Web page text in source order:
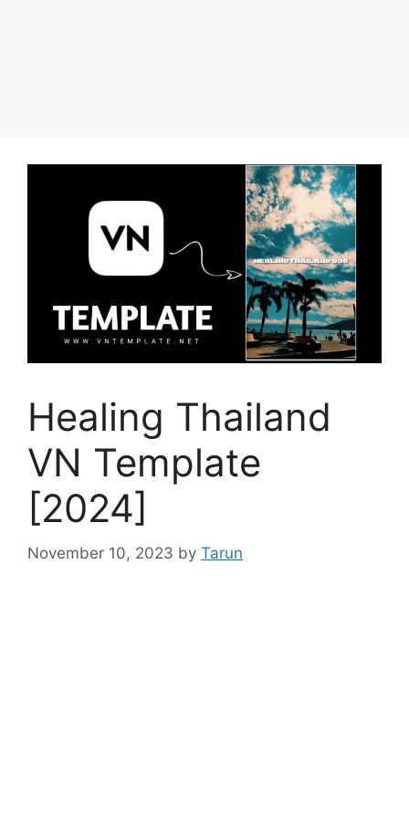
Healing Thailand
VN Template
[2024]
November 10, 2023 by Tarun